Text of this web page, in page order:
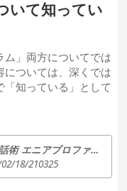
いて知ってい
ム」両方についてでは
については、深くでは
知っている」として
相手を完全に信じ込ませる禁断の心理話術 エニアプロファイル - OLDIES 三丁目のブログ
18/210325